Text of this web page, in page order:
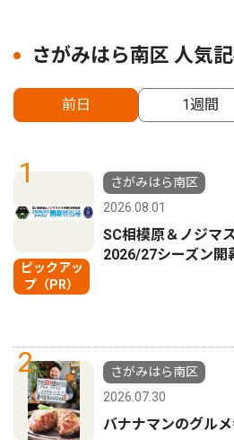
さがみはら南区 人気
前日 1週間
1
ピックアッ
プ（PR）
さがみはら南区
2026.08.01
SC相模原＆ノジマ
2026/27シーズン開
2
さがみはら南区
2026.07.30
バナナマンのグル